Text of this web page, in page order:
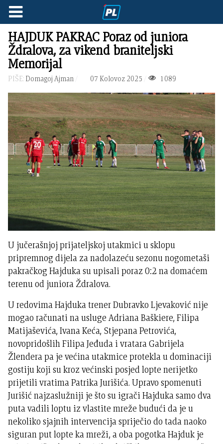
HAJDUK PAKRAC Poraz od juniora
Ždralova, za vikend braniteljski
Memorijal
PIŠE: Domagoj Ajman 07 Kolovoz 2025 1089
U jučerašnjoj prijateljskoj utakmici u sklopu
pripremnog dijela za nadolazeću sezonu nogometaši
pakračkog Hajduka su upisali poraz 0:2 na domaćem
terenu od juniora Ždralova.
U redovima Hajduka trener Dubravko Ljevaković nije
mogao računati na usluge Adriana Baškiere, Filipa
Matijaševića, Ivana Keća, Stjepana Petrovića,
novopridošlih Filipa Jeđuda i vratara Gabrijela
Žlendera pa je većina utakmice protekla u dominaciji
gostiju koji su kroz većinski posjed lopte nerijetko
prijetili vratima Patrika Jurišića. Upravo spomenuti
Jurišić najzaslužniji je što su igrači Hajduka samo dva
puta vadili loptu iz vlastite mreže budući da je u
nekoliko sjajnih intervencija spriječio do tada naoko
siguran put lopte ka mreži, a oba pogotka Hajduk je